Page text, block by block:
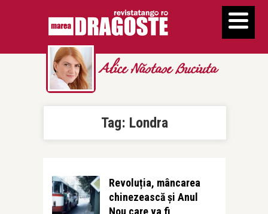
Alice Năstase Buciuta
Tag: Londra
Revoluția, mâncarea
chinezească și Anul
Nou care va fi